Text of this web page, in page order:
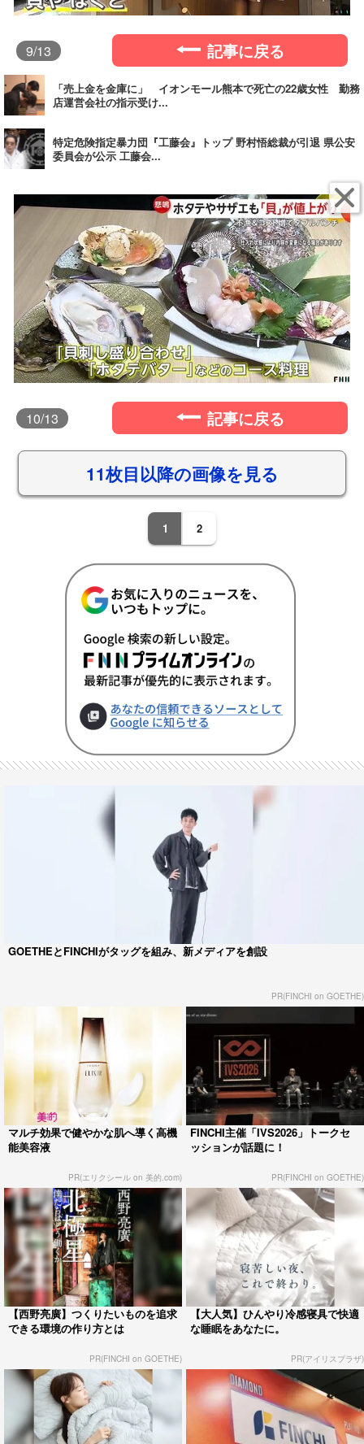
9/13 記事に戻る
「売上金を金庫に」 イオンモール熊本で死亡の22歳女性 勤務
店運営会社の指示受け...
特定危険指定暴力団『工藤会』トップ 野村悟総裁が引退 県公安
委員会が公示 工藤会...
10/13 記事に戻る
11枚目以降の画像を見る
1 2
GOETHEとFINCHIがタッグを組み、新メディアを創設
PR(FINCHI on GOETHE)
マルチ効果で健やかな肌へ導く高機
能美容液
PR(エリクシール on 美的.com)
FINCHI主催「IVS2026」トークセ
ッションが話題に！
PR(FINCHI on GOETHE)
【西野亮廣】つくりたいものを追求
できる環境の作り方とは
PR(FINCHI on GOETHE)
【大人気】ひんやり冷感寝具で快適
な睡眠をあなたに。
PR(アイリスプラザ)